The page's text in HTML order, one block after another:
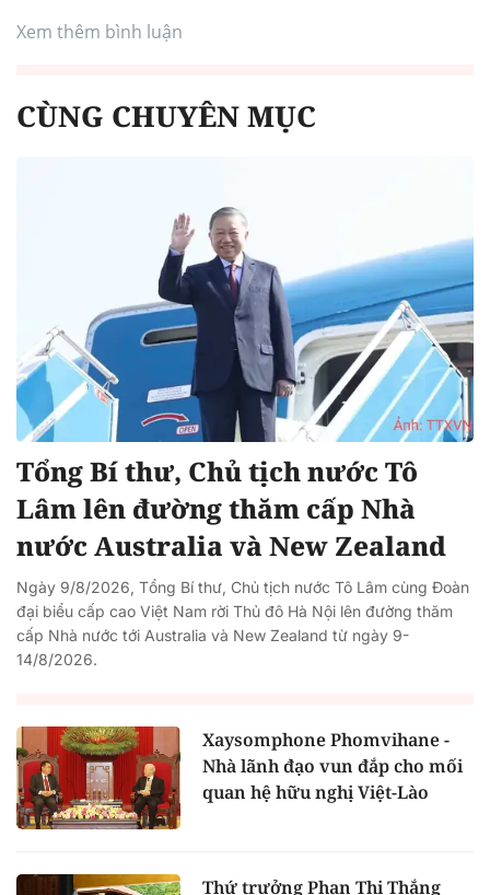
Xem thêm bình luận
CÙNG CHUYÊN MỤC
Tổng Bí thư, Chủ tịch nước Tô
Lâm lên đường thăm cấp Nhà
nước Australia và New Zealand
Ngày 9/8/2026, Tổng Bí thư, Chủ tịch nước Tô Lâm cùng Đoàn
đại biểu cấp cao Việt Nam rời Thủ đô Hà Nội lên đường thăm
cấp Nhà nước tới Australia và New Zealand từ ngày 9-
14/8/2026.
Xaysomphone Phomvihane -
Nhà lãnh đạo vun đắp cho mối
quan hệ hữu nghị Việt-Lào
Thứ trưởng Phan Thị Thắng